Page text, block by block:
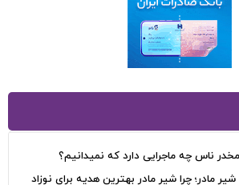
ناس چه ماجرایی دارد که نمیدانیم؟
مادر؛ چرا شیر مادر بهترین هدیه برای نوزاد